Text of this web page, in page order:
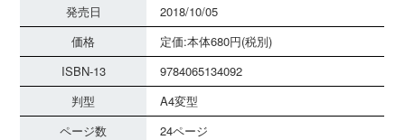
発売日
2018/10/05
価格
定価:本体680円(税別)
ISBN-13
9784065134092
判型
A4変型
ページ数
24ページ